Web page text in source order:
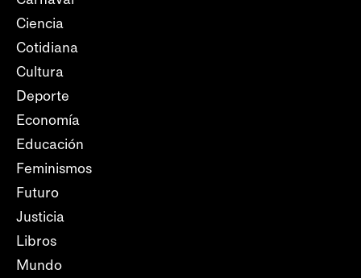
Ciencia
Cotidiana
Cultura
Deporte
Economía
Educación
Feminismos
Futuro
Justicia
Libros
Mundo